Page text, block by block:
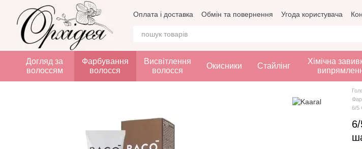
Перейти до основного контенту
Оплата і доставка Обмін та повернення Угода користувача
Догляд за
волоссям
Фарбування
волосся
Висвітлення
волосся
Окисники Стайлінг
Хімічна
6/5